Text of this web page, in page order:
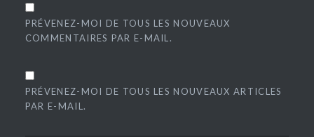
PRÉVENEZ-MOI DE TOUS LES NOUVEAUX
COMMENTAIRES PAR E-MAIL.
PRÉVENEZ-MOI DE TOUS LES NOUVEAUX ARTICLES
PAR E-MAIL.